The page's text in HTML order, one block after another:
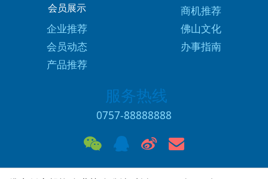
商机推荐
佛山文化
办事指南
会员展示
企业推荐
会员动态
产品推荐
服务热线
0757-88888888